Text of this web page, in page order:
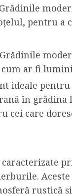
pentru a
ar fi
ideale pentru
în
cei care
rustică